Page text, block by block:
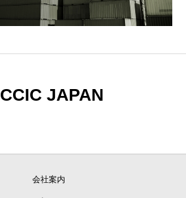
CCIC JAPAN
会社案内